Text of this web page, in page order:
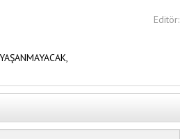
Editör:
YAŞANMAYACAK,